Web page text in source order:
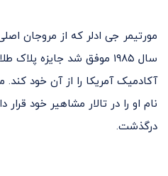
مورتیمر جی ادلر که از مروجان
سال ۱۹۸۵ موفق شد جایزه
درگذشت.